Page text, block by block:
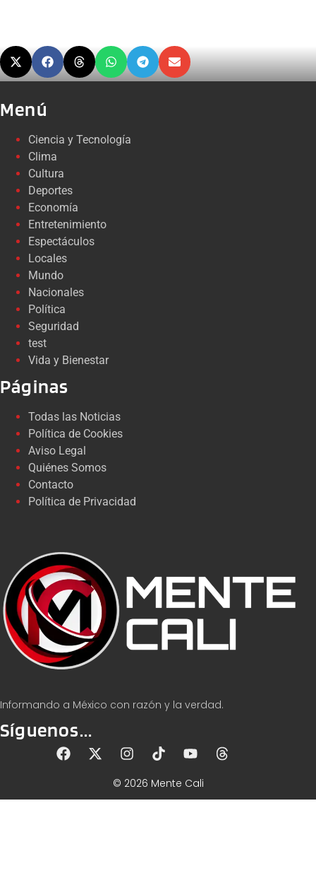
Informando a México con razón y la verdad.
Síguenos...
Menú
Ciencia y Tecnología
Clima
Cultura
Deportes
Economía
Entretenimiento
Espectáculos
Locales
Mundo
Nacionales
Política
Seguridad
test
Vida y Bienestar
Páginas
Todas las Noticias
Política de Cookies
Aviso Legal
Quiénes Somos
Contacto
Política de Privacidad
© 2026 Mente Cali